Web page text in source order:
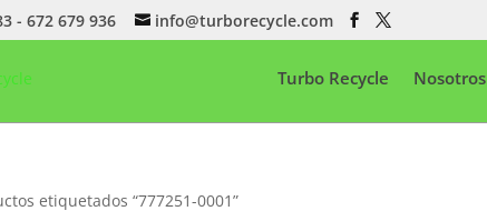
- 672 679 936 info@turborecycle.com
Turbo Recycle Nosotros
etiquetados “777251-0001”